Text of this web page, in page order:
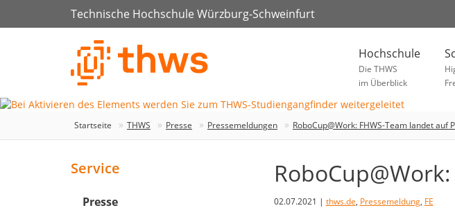
Technische Hochschule Würzburg-Schweinfurt
Hochschule
Die THWS
im Überblick
Startseite THWS Presse Pressemeldungen RoboCup@Work: FHWS-Team landet auf
02.07.2021 | thws.de, Pressemeldung, FE
Service
Presse